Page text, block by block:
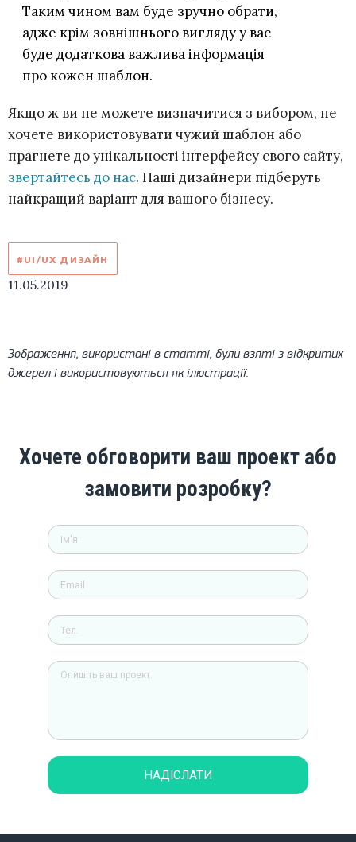
Таким чином вам буде зручно обрати,
адже крім зовнішнього вигляду у вас
буде додаткова важлива інформація
про кожен шаблон.
Якщо ж ви не можете визначитися з вибором, не
хочете використовувати чужий шаблон або
прагнете до унікальності інтерфейсу свого сайту,
звертайтесь до нас. Наші дизайнери підберуть
найкращий варіант для вашого бізнесу.
#UI/UX ДИЗАЙН
11.05.2019
Зображення, використані в статті, були взяті з відкритих
джерел і використовуються як ілюстрації.
Хочете обговорити ваш проект або
замовити розробку?
НАДІСЛАТИ